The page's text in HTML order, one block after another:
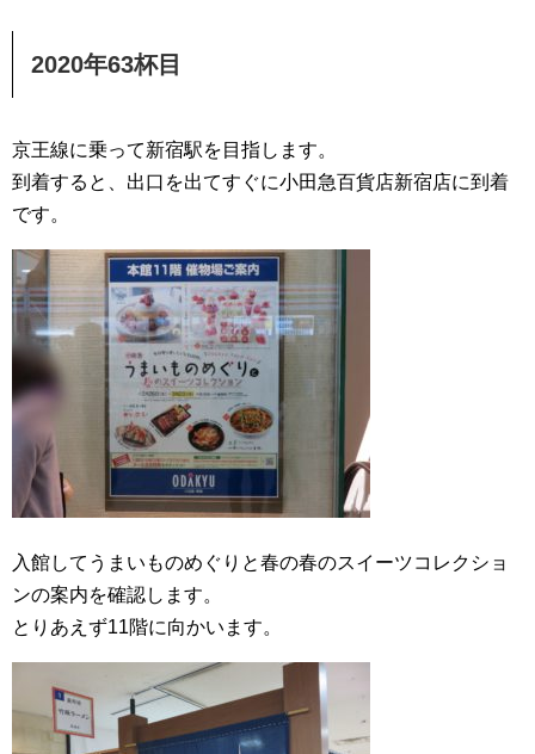
2020年63杯目
京王線に乗って新宿駅を目指します。
到着すると、出口を出てすぐに小田急百貨店新宿店に到着
です。
入館してうまいものめぐりと春の春のスイーツコレクショ
ンの案内を確認します。
とりあえず11階に向かいます。